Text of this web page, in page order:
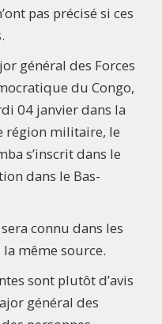
pas précisé si ces
général des Forces
du Congo,
04 janvier dans la
région militaire, le
s’inscrit dans le
dans le Bas-
connu dans les
même source.
sont plutôt d’avis
général des